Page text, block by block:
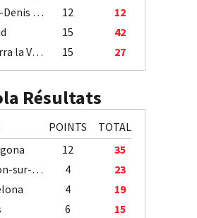
Saint-Denis / Île de la Réunion 12
12
15
42
Andorra la Vella 15 27
Résultats
POINTS
TOTAL
12
35
Chalon-sur-Saône 4
23
4
19
6 15